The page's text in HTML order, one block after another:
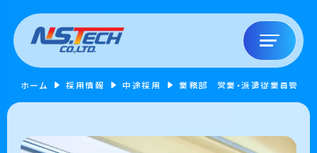
ホーム 採用情報 中途採用 業務部 営業・派遣従業員管理【